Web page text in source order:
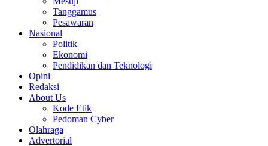
Tanggamus
Pesawaran
Nasional
Politik
Ekonomi
Pendidikan dan Teknologi
Opini
Redaksi
About Us
Kode Etik
Pedoman Cyber
Olahraga
Advertorial